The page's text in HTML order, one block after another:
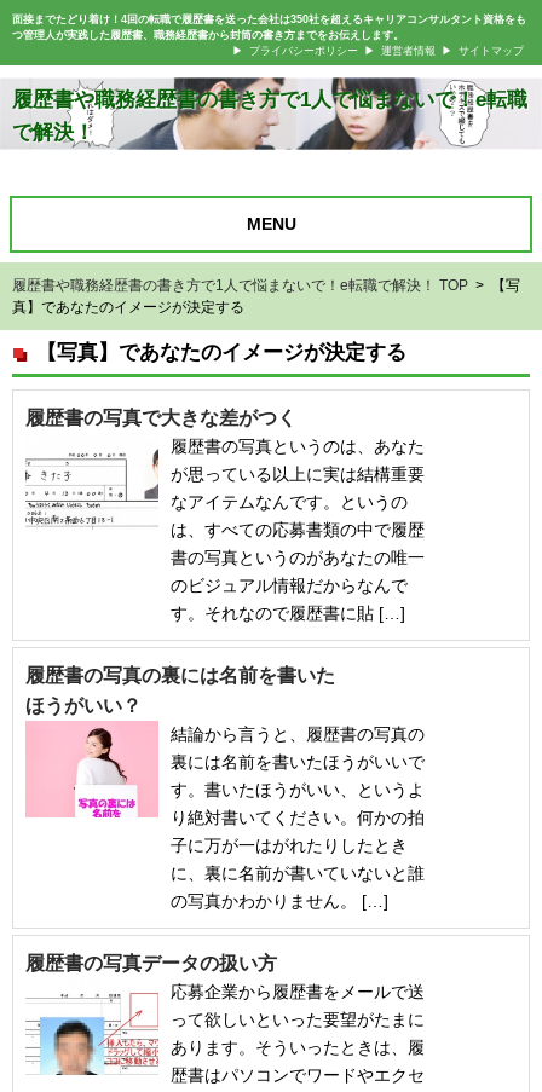
面接までたどり着け！4回の転職で履歴書を送った会社は350社を超えるキャリアコンサルタント資格をも
つ管理人が実践した履歴書、職務経歴書から封筒の書き方までをお伝えします。
プライバシーポリシー
運営者情報 サイトマップ
履歴書や職務経歴書の書き方で1人で悩まないで！e転職
で解決！
MENU
履歴書や職務経歴書の書き方で1人で悩まないで！e転職で解決！ TOP > 【写
真】であなたのイメージが決定する
【写真】であなたのイメージが決定する
履歴書の写真で大きな差がつく
履歴書の写真というのは、あなた
が思っている以上に実は結構重要
なアイテムなんです。というの
は、すべての応募書類の中で履歴
書の写真というのがあなたの唯一
のビジュアル情報だからなんで
す。それなので履歴書に貼 […]
履歴書の写真の裏には名前を書いた
ほうがいい？
結論から言うと、履歴書の写真の
裏には名前を書いたほうがいいで
す。書いたほうがいい、というよ
り絶対書いてください。何かの拍
子に万が一はがれたりしたとき
に、裏に名前が書いていないと誰
の写真かわかりません。 […]
履歴書の写真データの扱い方
応募企業から履歴書をメールで送
って欲しいといった要望がたまに
あります。そういったときは、履
歴書はパソコンでワードやエクセ